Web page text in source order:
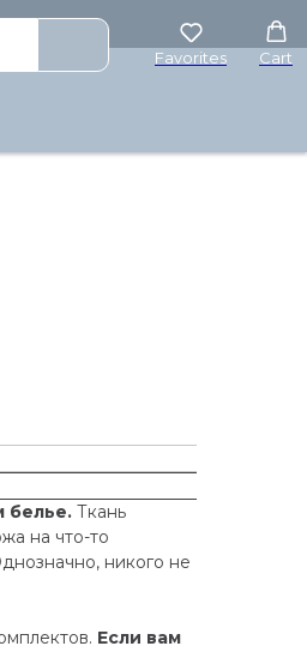
Favorites Cart
белье. Ткань
на что-то
никого не
Если вам